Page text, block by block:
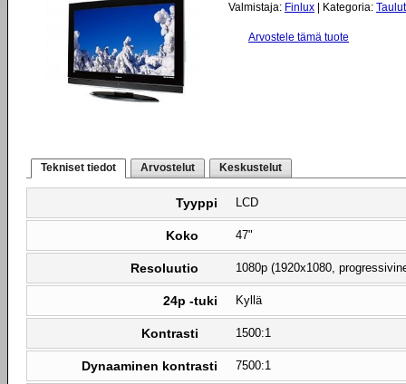
Valmistaja: Finlux | Kategoria:
Arvostele tämä tuote
Tekniset tiedot Arvostelut Keskustelut
Tyyppi LCD
Koko 47"
Resoluutio 1080p (1920x1080,
24p -tuki Kyllä
Kontrasti 1500:1
Dynaaminen kontrasti 7500:1